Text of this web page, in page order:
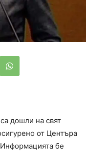
дошли на свят
от Центъра
бе